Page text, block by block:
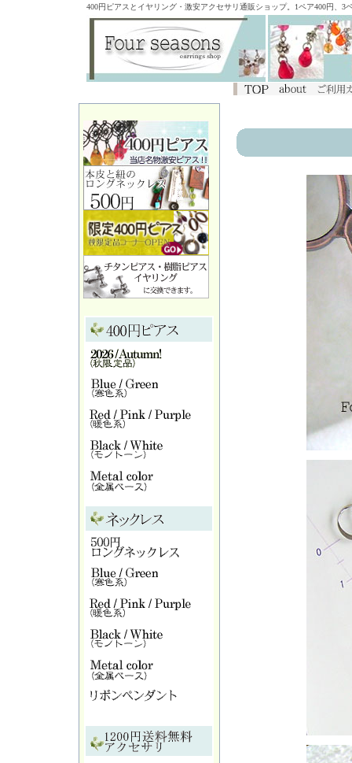
400円ピアスとイヤリング・激安アクセサリ通販ショップ。1ペア400円、